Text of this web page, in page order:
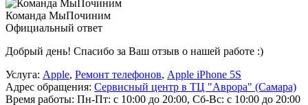
Команда МыПочиним
Официальный ответ
Добрый день! Спасибо за Ваш отзыв о нашей работе :)
Услуга: Apple, Ремонт телефонов, Apple iPhone 5S
Адрес обращения: Сервисный центр в ТЦ "Аврора" (Самара)
Время работы: Пн-Пт: с 10:00 до 20:00, Сб-Вс: с 10:00 до 20:00